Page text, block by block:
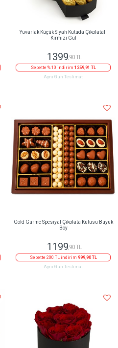
Yuvarlak Küçük Siyah Kutuda Çikolatalı
Kırmızı Gül
1399,90 TL
Sepette % 10 indirim 1259,91 TL
Aynı Gün Teslimat
Gold Gurme Spesiyal Çikolata Kutusu Büyük
Boy
1199,90 TL
Sepette 200 TL indirim 999,90 TL
Aynı Gün Teslimat